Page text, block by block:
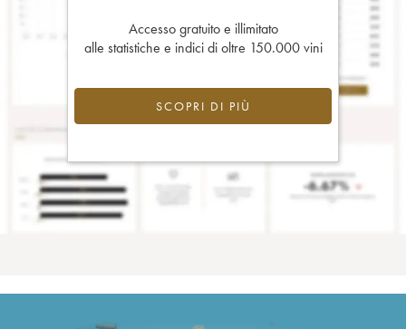
Accesso gratuito e illimitato
alle statistiche e indici di oltre 150.000 vini
SCOPRI DI PIÙ